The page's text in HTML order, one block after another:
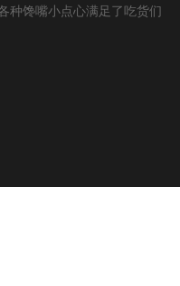
种馋嘴小点心满足了吃货们